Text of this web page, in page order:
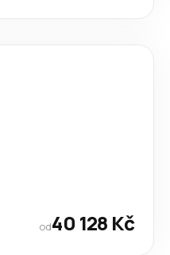
od40 128 Kč